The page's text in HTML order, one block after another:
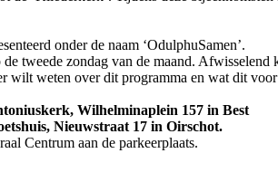
onder de naam ‘OdulphuSamen’.
tweede zondag van de maand.
wilt weten over dit programma en wat dit
Wilhelminaplein 157 in Best
Nieuwstraat 17 in Oirschot.
Centrum aan de parkeerplaats.